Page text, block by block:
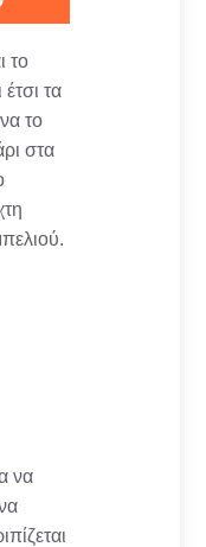
το
τα
το
στα
να